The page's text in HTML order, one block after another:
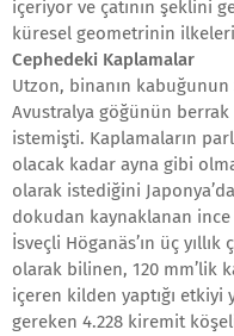
içeriyor ve çatının şeklini
küresel geometrinin
Cephedeki Kaplamalar
Utzon, binanın kabuğunun
Avustralya göğünün berrak
istemişti. Kaplamaların
olacak kadar ayna gibi
olarak istediğini
dokudan kaynaklanan
İsveçli Höganäs’ın üç yıllık
olarak bilinen, 120 mm’lik
içeren kilden yaptığı etkiyi
gereken 4.228 kiremit